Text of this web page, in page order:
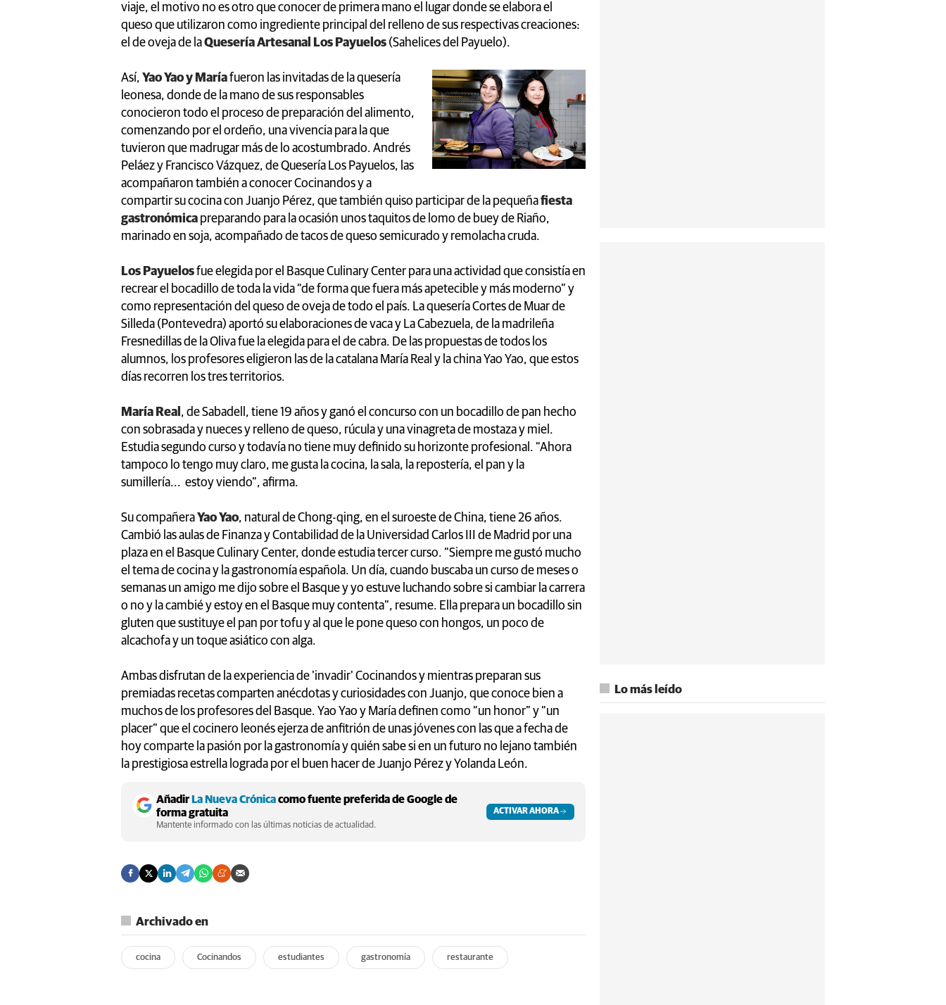
viaje, el motivo no es otro que conocer de primera mano el lugar donde se elabora el
queso que utilizaron como ingrediente principal del relleno de sus respectivas creaciones:
el de oveja de laQuesería Artesanal Los Payuelos (Sahelices del Payuelo).
Así, Yao Yao y Maríafueron las invitadas de la quesería
leonesa, donde de la mano de sus responsables
conocieron todo el proceso de preparación del alimento,
comenzando por el ordeño, una vivencia para la que
tuvieron que madrugar más de lo acostumbrado. Andrés
Peláez y Francisco Vázquez, de Quesería Los Payuelos, las
acompañaron también a conocer Cocinandos y a
compartir su cocina con Juanjo Pérez, que también quiso participar de la pequeñafiesta
gastronómica preparando para la ocasión unos taquitos de lomo de buey de Riaño,
marinado en soja, acompañado de tacos de queso semicurado y remolacha cruda.
Los Payuelosfue elegida por el Basque Culinary Center para una actividad que consistía en
recrear el bocadillo de toda la vida “de forma que fuera más apetecible y más moderno” y
como representación del queso de oveja de todo el país. La quesería Cortes de Muar de
Silleda (Pontevedra) aportó su elaboraciones de vaca y La Cabezuela, de la madrileña
Fresnedillas de la Oliva fue la elegida para el de cabra. De las propuestas de todos los
alumnos, los profesores eligieron las de la catalana María Real y la china Yao Yao, que estos
días recorren los tres territorios.
María Real , de Sabadell, tiene 19 años y ganó el concurso con un bocadillo de pan hecho
con sobrasada y nueces y relleno de queso, rúcula y una vinagreta de mostaza y miel.
Estudia segundo curso y todavía no tiene muy definido su horizonte profesional. “Ahora
tampoco lo tengo muy claro, me gusta la cocina, la sala, la repostería, el pan y la
sumillería... estoy viendo”, afirma.
Su compañeraYao Yao, natural de Chong-qing, en el suroeste de China, tiene 26 años.
Cambió las aulas de Finanza y Contabilidad de la Universidad Carlos III de Madrid por una
plaza en el Basque Culinary Center, donde estudia tercer curso. “Siempre me gustó mucho
el tema de cocina y la gastronomía española. Un día, cuando buscaba un curso de meses o
semanas un amigo me dijo sobre el Basque y yo estuve luchando sobre si cambiar la carrera
o no y la cambié y estoy en el Basque muy contenta”, resume. Ella prepara un bocadillo sin
gluten que sustituye el pan por tofu y al que le pone queso con hongos, un poco de
alcachofa y un toque asiático con alga.
Ambas disfrutan de la experiencia de 'invadir' Cocinandos y mientras preparan sus
premiadas recetas comparten anécdotas y curiosidades con Juanjo, que conoce bien a
muchos de los profesores del Basque. Yao Yao y María definen como “un honor” y “un
placer” que el cocinero leonés ejerza de anfitrión de unas jóvenes con las que a fecha de
hoy comparte la pasión por la gastronomía y quién sabe si en un futuro no lejano también
la prestigiosa estrella lograda por el buen hacer de Juanjo Pérez y Yolanda León.
AñadirLa Nueva Crónicacomo fuente preferida de Google de
forma gratuita
Mantente informado con las últimas noticias de actualidad.
ACTIVAR AHORA
Archivado en
cocina Cocinandos estudiantes gastronomía restaurante
Lo más leído